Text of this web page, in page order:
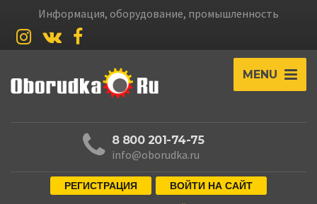
Информация, оборудование, промышленность
MENU
8 800 201-74-75
info@oborudka.ru
РЕГИСТРАЦИЯ ВОЙТИ НА САЙТ